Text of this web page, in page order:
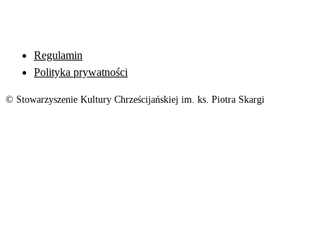
Regulamin
Polityka prywatności
© Stowarzyszenie Kultury Chrześcijańskiej im. ks. Piotra Skargi